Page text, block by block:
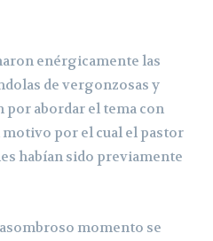
enérgicamente las
de vergonzosas y
abordar el tema con
por el cual el pastor
habían sido previamente
momento se